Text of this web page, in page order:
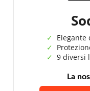
Elegante
9 diversi
La